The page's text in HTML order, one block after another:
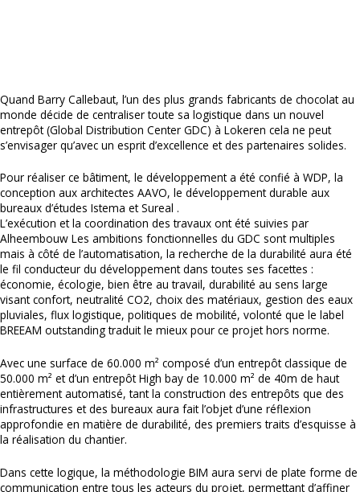
Quand Barry Callebaut, l’un des plus grands fabricants de chocolat au
monde décide de centraliser toute sa logistique dans un nouvel
entrepôt (Global Distribution Center GDC) à Lokeren cela ne peut
s’envisager qu’avec un esprit d’excellence et des partenaires solides.
Pour réaliser ce bâtiment, le développement a été confié à WDP, la
conception aux architectes AAVO, le développement durable aux
bureaux d’études Istema et Sureal .
L’exécution et la coordination des travaux ont été suivies par
Alheembouw Les ambitions fonctionnelles du GDC sont multiples
mais à côté de l’automatisation, la recherche de la durabilité aura été
le fil conducteur du développement dans toutes ses facettes :
économie, écologie, bien être au travail, durabilité au sens large
visant confort, neutralité CO2, choix des matériaux, gestion des eaux
pluviales, flux logistique, politiques de mobilité, volonté que le label
BREEAM outstanding traduit le mieux pour ce projet hors norme.
Avec une surface de 60.000 m² composé d’un entrepôt classique de
50.000 m² et d’un entrepôt High bay de 10.000 m² de 40m de haut
entièrement automatisé, tant la construction des entrepôts que des
infrastructures et des bureaux aura fait l’objet d’une réflexion
approfondie en matière de durabilité, des premiers traits d’esquisse à
la réalisation du chantier.
Dans cette logique, la méthodologie BIM aura servi de plate forme de
communication entre tous les acteurs du projet, permettant d’affiner